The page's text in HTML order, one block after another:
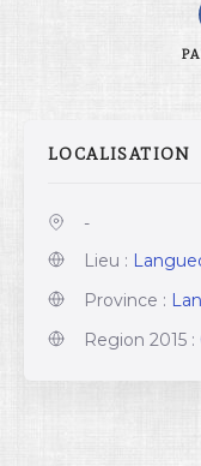
LOCALISATION
-
Lieu :
Province :
Region 2015 :